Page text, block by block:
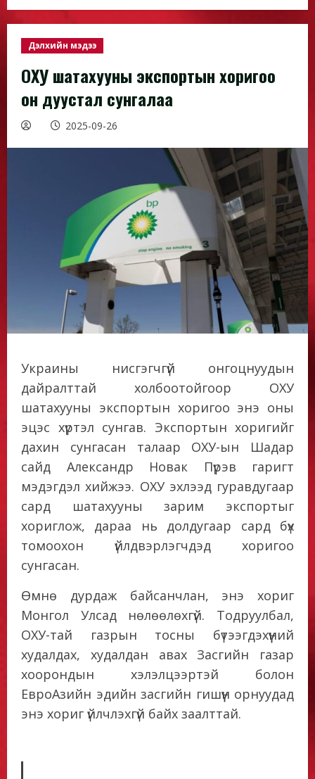
Дэлхийн мэдээ
ОХУ шатахууны экспортын хоригоо
он дуустал сунгалаа
2025-09-26
Украины нисгэгчгүй онгоцнуудын
дайралттай холбоотойгоор ОХУ
шатахууны экспортын хоригоо энэ оны
эцэс хүртэл сунгав. Экспортын хоригийг
дахин сунгасан талаар ОХУ-ын Шадар
сайд Александр Новак Пүрэв гаригт
мэдэгдэл хийжээ. ОХУ эхлээд гуравдугаар
сард шатахууны зарим экспортыг
хориглож, дараа нь долдугаар сард бүх
томоохон үйлдвэрлэгчдэд хоригоо
сунгасан.
Өмнө дурдаж байсанчлан, энэ хориг
Монгол Улсад нөлөөлөхгүй. Тодруулбал,
ОХУ-тай газрын тосны бүтээгдэхүүний
худалдах, худалдан авах Засгийн газар
хоорондын хэлэлцээртэй болон
ЕвроАзийн эдийн засгийн гишүүн орнуудад
энэ хориг үйлчлэхгүй байх заалттай.